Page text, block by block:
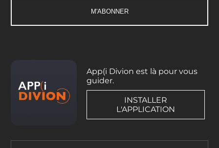
App(i Divion est là pour vous
guider.
INSTALLER
L'APPLICATION